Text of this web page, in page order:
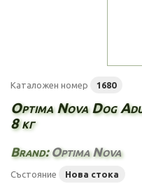
Каталожен номер 1680
Optima Nova Dog
8 кг
Brand:Optima Nova
Състояние Нова стока